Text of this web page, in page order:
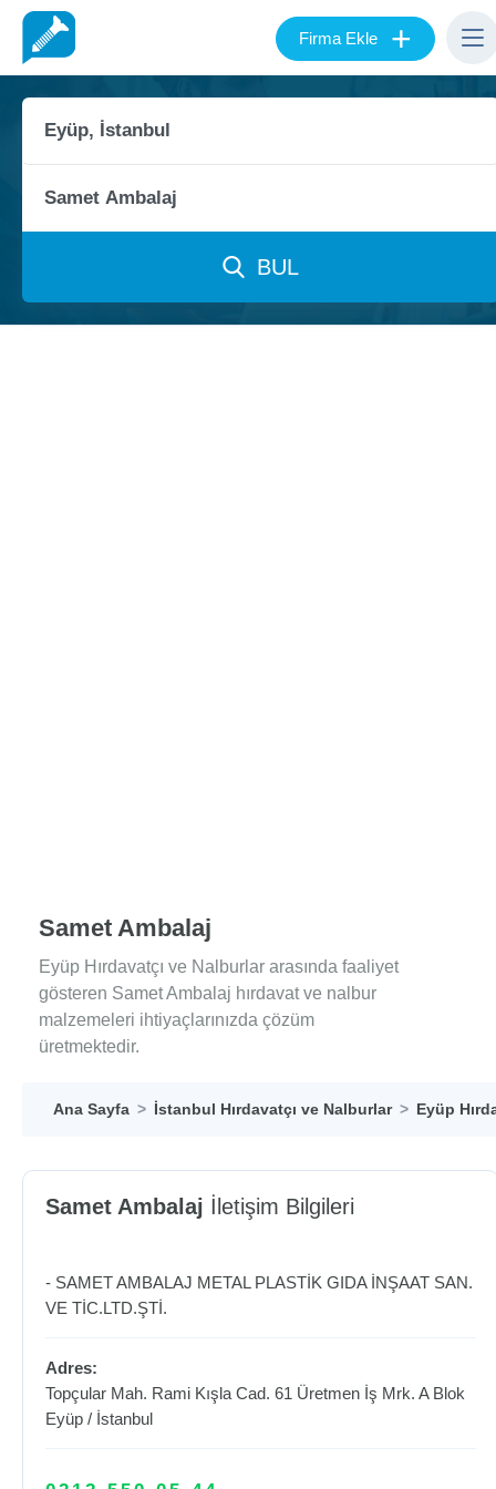
Firma Ekle +
BUL
Samet Ambalaj
Eyüp Hırdavatçı ve Nalburlar arasında faaliyet
gösteren Samet Ambalaj hırdavat ve nalbur
malzemeleri ihtiyaçlarınızda çözüm
üretmektedir.
Ana Sayfa İstanbul Hırdavatçı ve Nalburlar Eyüp
Samet Ambalaj İletişim Bilgileri
- SAMET AMBALAJ METAL PLASTİK GIDA İNŞAAT SAN.
VE TİC.LTD.ŞTİ.
Adres:
Topçular Mah. Rami Kışla Cad. 61 Üretmen İş Mrk. A Blok
Eyüp / İstanbul